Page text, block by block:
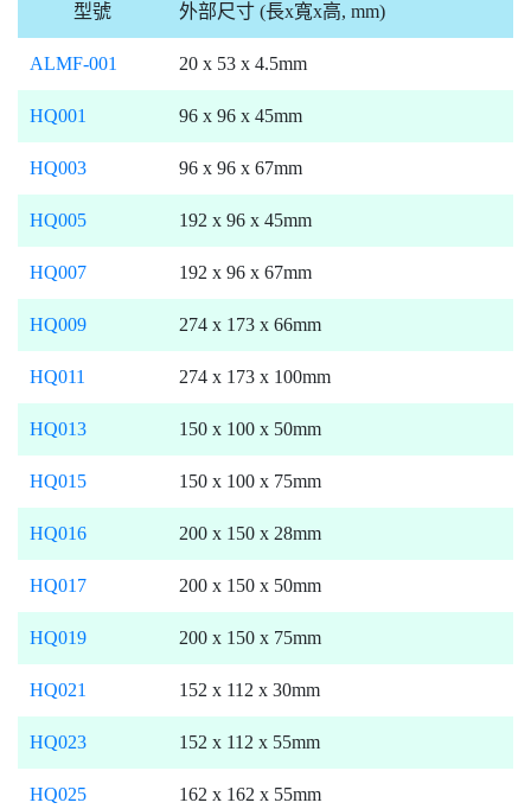
型號 外部尺寸 (長x寬x高, mm)
ALMF-001 20 x 53 x 4.5mm
HQ001 96 x 96 x 45mm
HQ003 96 x 96 x 67mm
HQ005 192 x 96 x 45mm
HQ007 192 x 96 x 67mm
HQ009 274 x 173 x 66mm
HQ011 274 x 173 x 100mm
HQ013 150 x 100 x 50mm
HQ015 150 x 100 x 75mm
HQ016 200 x 150 x 28mm
HQ017 200 x 150 x 50mm
HQ019 200 x 150 x 75mm
HQ021 152 x 112 x 30mm
HQ023 152 x 112 x 55mm
HQ025 162 x 162 x 55mm